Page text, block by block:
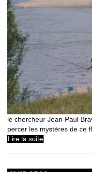
le chercheur Jean-Paul
percer les mystères de ce
Lire la suite